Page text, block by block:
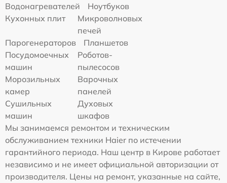
Водонагревателей
Ноутбуков
Кухонных плит
Микроволновых
печей
Парогенераторов
Планшетов
Посудомоечных
машин
Роботов-
пылесосов
Морозильных
камер
Варочных
панелей
Сушильных
машин
Духовых
шкафов
Мы занимаемся ремонтом и техническим
обслуживанием техники Haier по истечении
гарантийного периода. Наш центр в Кирове работает
независимо и не имеет официальной авторизации от
производителя. Цены на ремонт, указанные на сайте,